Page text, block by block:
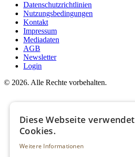
Datenschutzrichtlinien
Nutzungsbedingungen
Kontakt
Impressum
Mediadaten
AGB
Newsletter
Login
© 2026. Alle Rechte vorbehalten.
Diese Webseite verwendet
Cookies.
Weitere Informationen